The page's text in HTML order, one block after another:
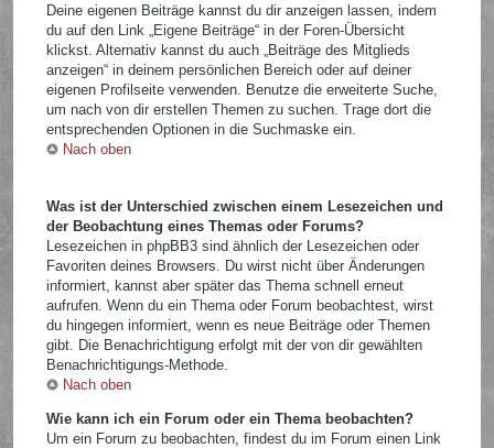
Deine eigenen Beiträge kannst du dir anzeigen lassen, indem
du auf den Link „Eigene Beiträge“ in der Foren-Übersicht
klickst. Alternativ kannst du auch „Beiträge des Mitglieds
anzeigen“ in deinem persönlichen Bereich oder auf deiner
eigenen Profilseite verwenden. Benutze die erweiterte Suche,
um nach von dir erstellen Themen zu suchen. Trage dort die
entsprechenden Optionen in die Suchmaske ein.
Nach oben
Was ist der Unterschied zwischen einem Lesezeichen und
der Beobachtung eines Themas oder Forums?
Lesezeichen in phpBB3 sind ähnlich der Lesezeichen oder
Favoriten deines Browsers. Du wirst nicht über Änderungen
informiert, kannst aber später das Thema schnell erneut
aufrufen. Wenn du ein Thema oder Forum beobachtest, wirst
du hingegen informiert, wenn es neue Beiträge oder Themen
gibt. Die Benachrichtigung erfolgt mit der von dir gewählten
Benachrichtigungs-Methode.
Nach oben
Wie kann ich ein Forum oder ein Thema beobachten?
Um ein Forum zu beobachten, findest du im Forum einen Link